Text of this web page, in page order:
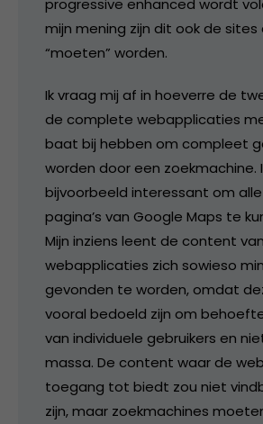
mijn mening zijn dit ook de
“moeten” worden.
Ik vraag mij af in hoeverre de
de complete webapplicaties
baat bij hebben om compleet
worden door een zoekmachine.
bijvoorbeeld interessant om
pagina’s van Google Maps te
Mijn inziens leent de content van
webapplicaties zich sowieso
gevonden te worden, omdat
vooral bedoeld zijn om
van individuele gebruikers en
massa. De content waar de
toegang tot biedt zou niet
zijn, maar zoekmachines